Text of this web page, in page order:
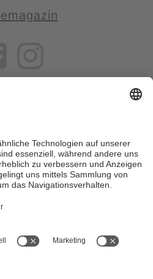
für alle, die Südtirol nicht nur
erleben wollen – inklusive Tipps,
und Angeboten.
Aktualisieren der Inhalte,
nochmals beim